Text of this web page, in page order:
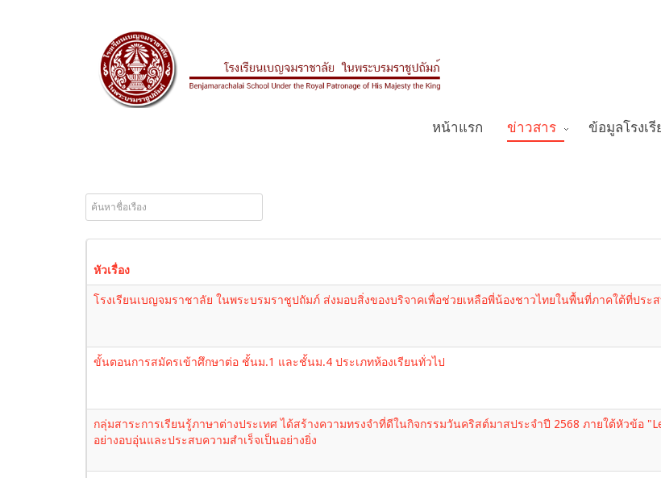
หน้าแรก ข่าวสาร ข้อมูลโรงเ
หัวเรื่อง
โรงเรียนเบญจมราชาลัย ในพระบรมราชูปถัมภ์ ส่งมอบสิ่งของบริจาคเพื่อช่วยเหลือพี่น้องชาวไทยในพื้นที่ภาคใต้ที่ประ
ขั้นตอนการสมัครเข้าศึกษาต่อ ชั้นม.1 และชั้นม.4 ประเภทห้องเรียนทั่วไป
กลุ่มสาระการเรียนรู้ภาษาต่างประเทศ ได้สร้างความทรงจำที่ดีในกิจกรรมวันคริสต์มาสประจำปี 2568 ภายใต้หัวข้อ
อย่างอบอุ่นและประสบความสำเร็จเป็นอย่างยิ่ง